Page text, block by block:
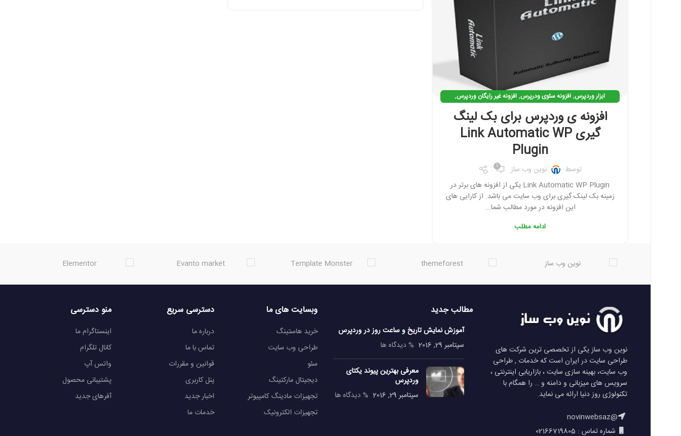
ابزار وردپرس, افزونه سئوی ودرپرس, افزونه غیر رایگان وردپرس,
افزونه ی کاربردی وردپرس بک لینک گیری,
بهینه سازی وردپرس ,نرم افزار سئو
افزونه ی وردپرس برای بک لینگ
گیری Link Automatic WP
Plugin
توسط نوین وب ساز 1
Link Automatic WP Plugin یکی از افزونه های برتر در
زمینه بک لینک گیری برای وب سایت می باشد. از کارایی های
این افزونه در مورد مطالب شما...
ادامه مطلب
نوین وب ساز یکی از تخصصی ترین شرکت های
طراحی سایت در ایران است که خدمات , طراحی
وب سایت، بهینه سازی سایت ، بازاریابی اینترنتی ،
سرویس های میزبانی و دامنه و … را همگام با
تکنولوژی روز دنیا ارائه می نماید.
@novinwebsaz
شماره تماس : 02166719805
مطالب جدید
آموزش نمایش تاریخ و ساعت روز در وردپرس
سپتامبر 29, 2016
% دیدگاه ها
معرفی بهترین پیوند یکتای
وردپرس
سپتامبر 29, 2016
% دیدگاه ها
وبسایت های ما
خرید هاستینگ
طراحی وب سایت
سئو
دیجیتال مارکتینگ
تجهیزات مادینگ کامپیوتر
تجهیزات الکترونیک
دسترسی سریع
درباره ما
تماس با ما
قوانین و مقررات
پنل کاربری
اخبار جدید
خدمات ما
منو دسترسی
اینستاگرام ما
کانال تلگرام
واتس آپ
پشتیبانی محصول
آفرهای جدید